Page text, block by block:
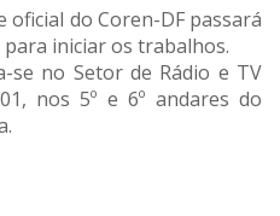
oficial do Coren-DF passará
iniciar os trabalhos.
no Setor de Rádio e TV
nos 5º e 6º andares do